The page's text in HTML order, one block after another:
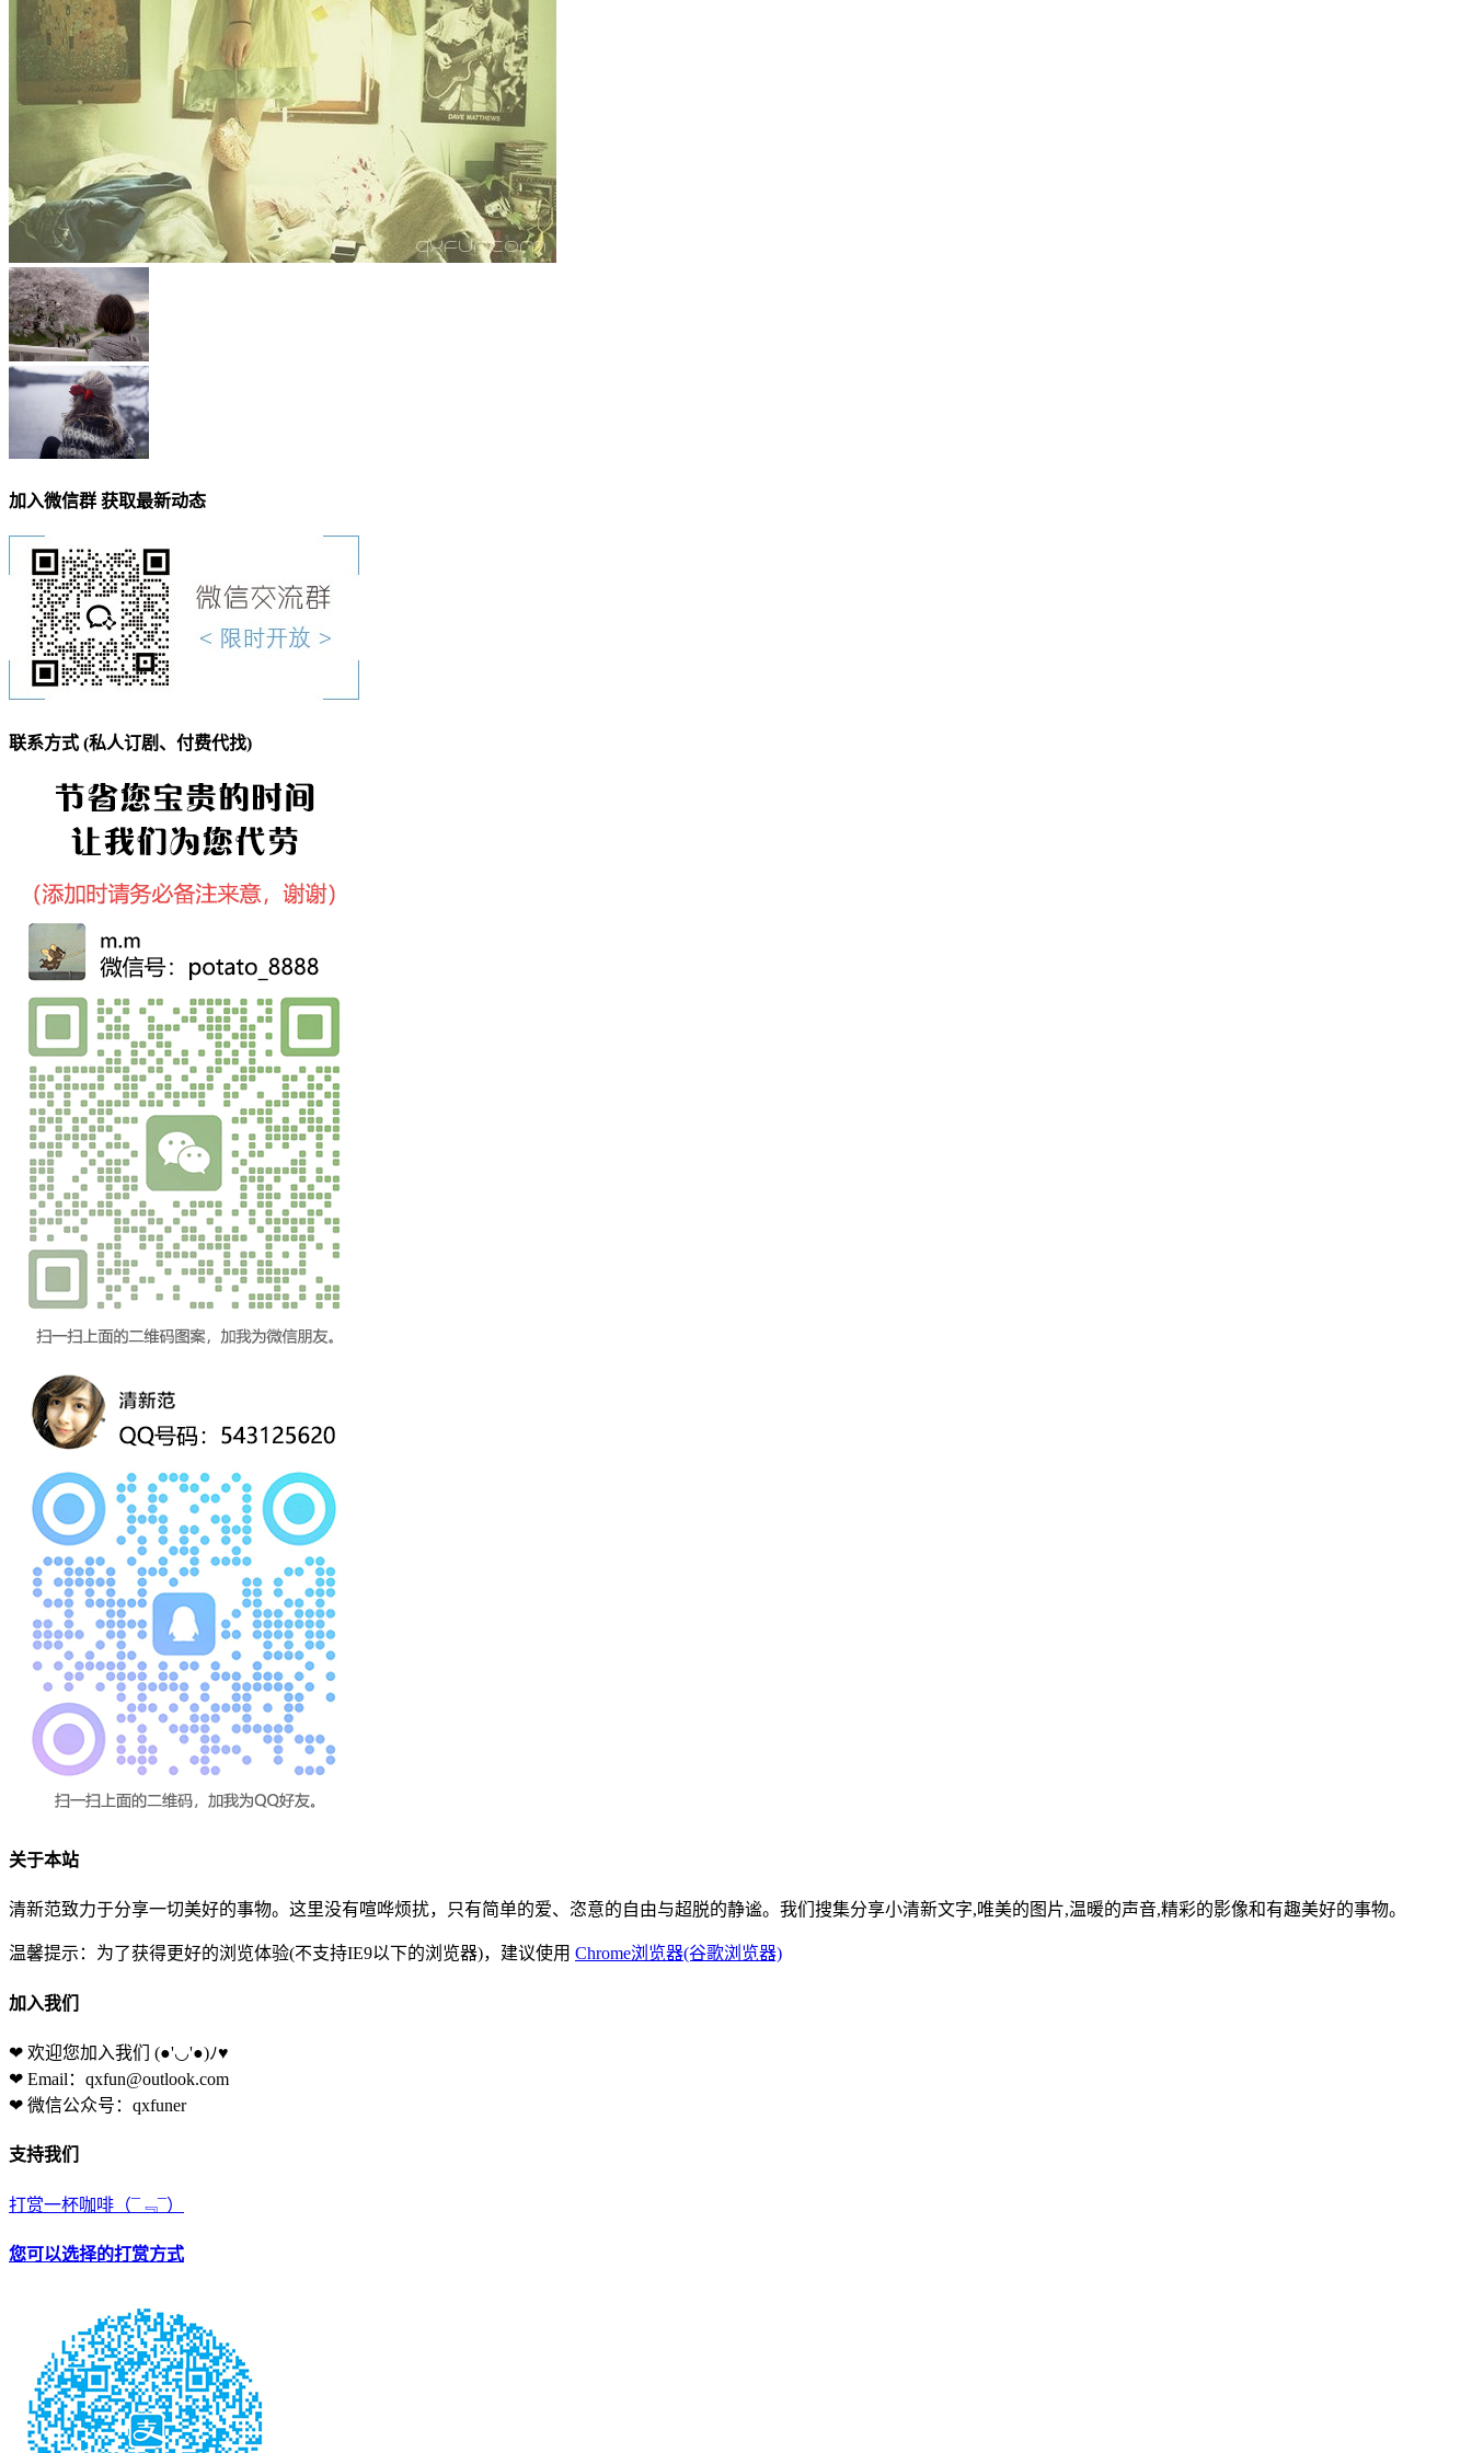
加入微信群 获取最新动态
联系方式 (私人订剧、付费代找)
关于本站
清新范致力于分享一切美好的事物。这里没有喧哗烦扰，只有简单的爱、恣意的自由与超脱的静谧。我们搜集分享小清新文字,唯美的图片,温暖的声音,精彩的影像和有趣美好的事物。
温馨提示：为了获得更好的浏览体验(不支持IE9以下的浏览器)，建议使用 Chrome浏览器(谷歌浏览器)
加入我们
❤ 欢迎您加入我们 (●'◡'●)ﾉ♥
❤ Email：qxfun@outlook.com
❤ 微信公众号：qxfuner
支持我们
打赏一杯咖啡 （¯﹃¯）
您可以选择的打赏方式